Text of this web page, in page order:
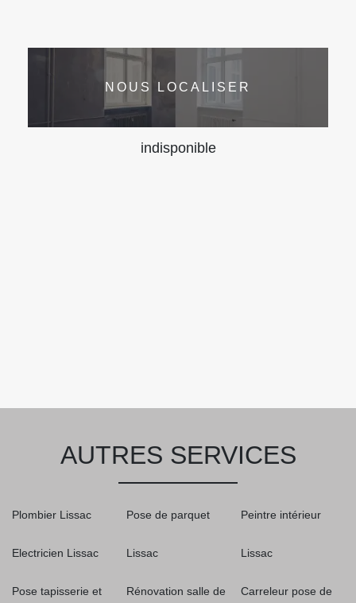
NOUS LOCALISER
indisponible
AUTRES SERVICES
Plombier Lissac
Electricien Lissac
Pose tapisserie et
Pose de parquet
Lissac
Rénovation salle de
Peintre intérieur
Lissac
Carreleur pose de